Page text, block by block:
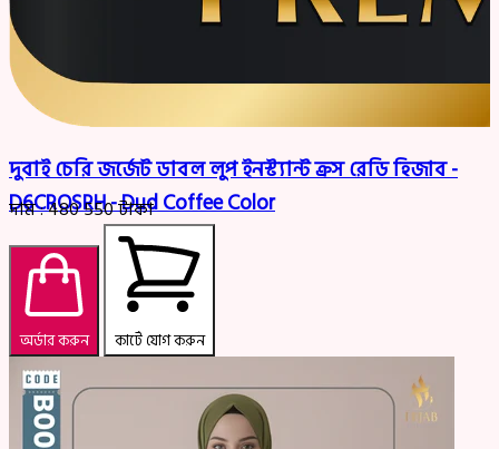
দুবাই চেরি জর্জেট ডাবল লুপ ইনস্ট্যান্ট ক্রস রেডি হিজাব -
D6CROSRH - Dud Coffee Color
দাম :480550টাকা
অর্ডার করুন কার্টে যোগ করুন